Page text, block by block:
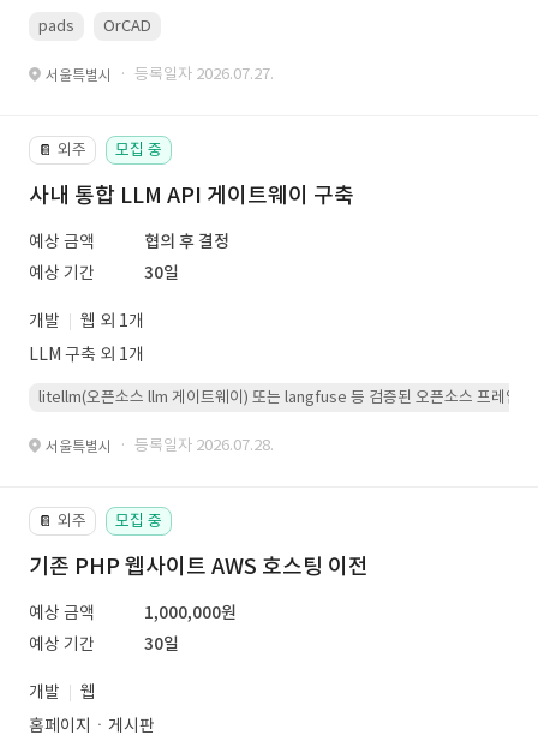
pads OrCAD
서울특별시 · 등록일자 2026.07.27.
📔 외주 모집 중
사내 통합 LLM API 게이트웨이 구축
예상 금액
협의 후 결정
예상 기간
30일
개발
웹 외 1개
LLM 구축 외 1개
litellm(오픈소스 llm 게이트웨이) 또는 langfuse 등 검증된 오픈소스 프레임워
서울특별시 · 등록일자 2026.07.28.
📔 외주 모집 중
기존 PHP 웹사이트 AWS 호스팅 이전
예상 금액
1,000,000원
예상 기간
30일
개발
웹
홈페이지ㆍ게시판